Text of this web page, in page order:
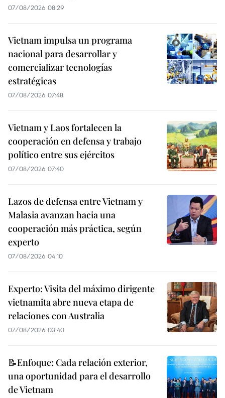
07/08/2026 08:29
Vietnam impulsa un programa
nacional para desarrollar y
comercializar tecnologías
estratégicas
07/08/2026 07:48
Vietnam y Laos fortalecen la
cooperación en defensa y trabajo
político entre sus ejércitos
07/08/2026 07:40
Lazos de defensa entre Vietnam y
Malasia avanzan hacia una
cooperación más práctica, según
experto
07/08/2026 04:10
Experto: Visita del máximo dirigente
vietnamita abre nueva etapa de
relaciones con Australia
07/08/2026 03:40
📝Enfoque: Cada relación exterior,
una oportunidad para el desarrollo
de Vietnam